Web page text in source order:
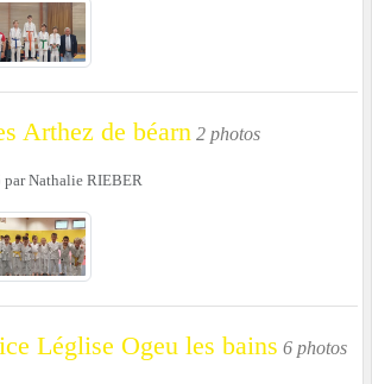
Arthez de béarn 2 photos
parNathalie RIEBER
Léglise Ogeu les bains 6 photos